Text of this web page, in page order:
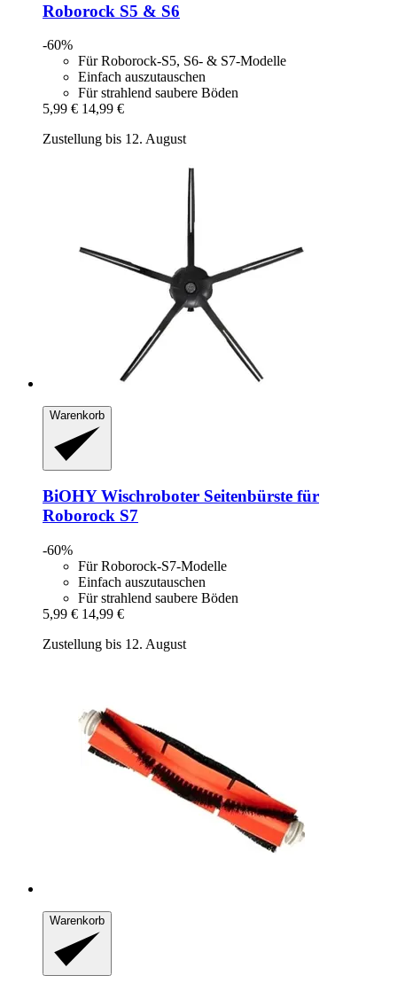
Roborock S5 & S6
-60%
Für Roborock-S5, S6- & S7-Modelle
Einfach auszutauschen
Für strahlend saubere Böden
5,99 € 14,99 €
Zustellung bis 12. August
Warenkorb
BiOHYWischroboter Seitenbürste für
Roborock S7
-60%
Für Roborock-S7-Modelle
Einfach auszutauschen
Für strahlend saubere Böden
5,99 € 14,99 €
Zustellung bis 12. August
Warenkorb